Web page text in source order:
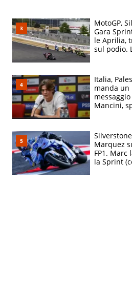
MotoGP,
Gara
le Aprilia,
sul podio.
Italia,
manda un
messaggio
Mancini,
l'alleanza
Marquez
FP1. Marc
la Sprint